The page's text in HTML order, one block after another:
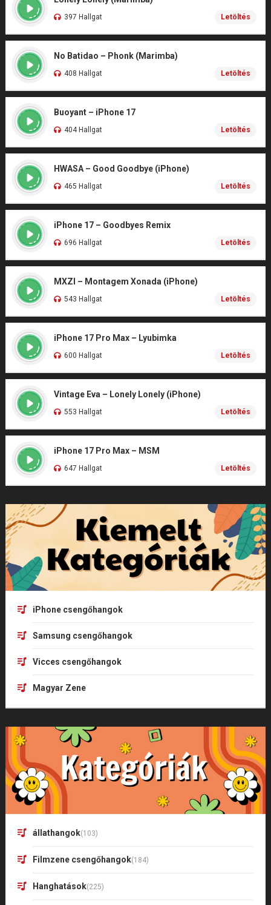
397 Hallgat Letöltés
No Batidao – Phonk (Marimba)
408 Hallgat Letöltés
Buoyant – iPhone 17
404 Hallgat Letöltés
HWASA – Good Goodbye (iPhone)
465 Hallgat Letöltés
iPhone 17 – Goodbyes Remix
696 Hallgat Letöltés
MXZI – Montagem Xonada (iPhone)
543 Hallgat Letöltés
iPhone 17 Pro Max – Lyubimka
600 Hallgat Letöltés
Vintage Eva – Lonely Lonely (iPhone)
553 Hallgat Letöltés
iPhone 17 Pro Max – MSM
647 Hallgat Letöltés
iPhone csengőhangok
Samsung csengőhangok
Vicces csengőhangok
Magyar Zene
állathangok(103)
Filmzene csengőhangok(184)
Hanghatások(225)